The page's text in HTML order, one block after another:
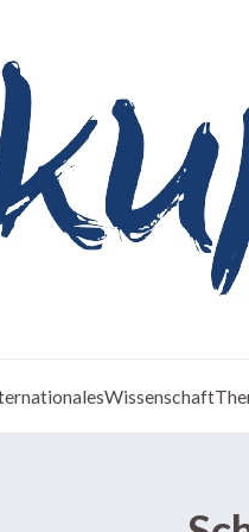
Wissenschaft